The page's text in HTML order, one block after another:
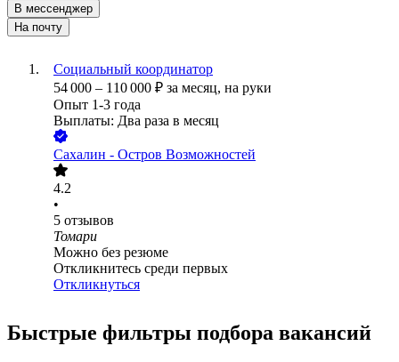
В мессенджер
На почту
Социальный координатор
54 000 – 110 000 ₽ за месяц, на руки
Опыт 1-3 года
Выплаты: Два раза в месяц
Сахалин - Остров Возможностей
4.2
•
5 отзывов
Томари
Можно без резюме
Откликнитесь среди первых
Откликнуться
Быстрые фильтры подбора вакансий